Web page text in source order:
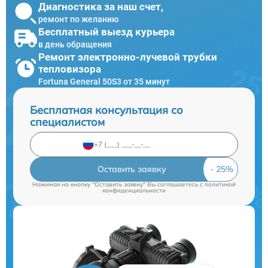
Диагностика за наш счет,
ремонт по желанию
Бесплатный выезд курьера
в день обращения
Ремонт электронно-лучевой трубки
тепловизора
Fortuna General 50S3 от 35 минут
Бесплатная консультация со
специалистом
Оставить заявку
Нажимая на кнопку "Оставить заявку" Вы соглашаетесь cполитикой
конфиденциальности